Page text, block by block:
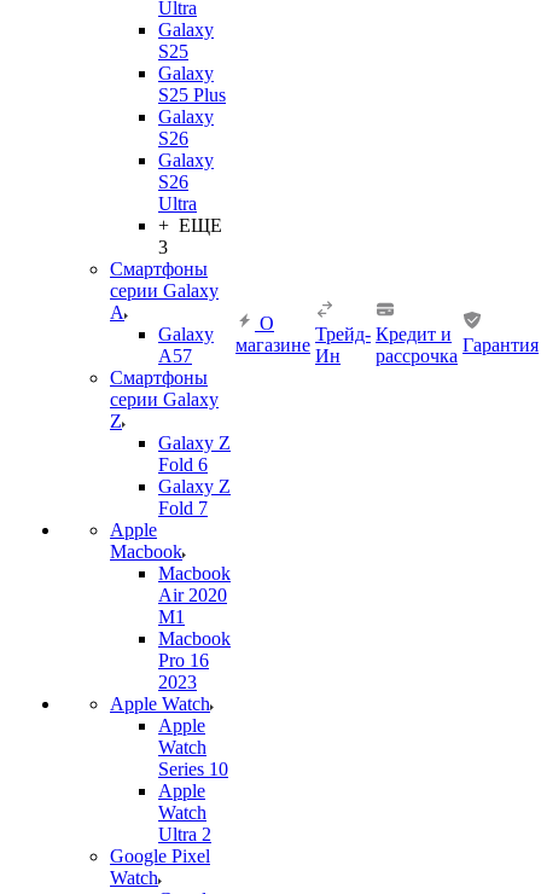
Ultra
Galaxy
S25
Galaxy
S25 Plus
Galaxy
S26
Galaxy
S26
Ultra
+ ЕЩЕ
3
Смартфоны
серии Galaxy
A
Galaxy
A57
Смартфоны
серии Galaxy
Z
Galaxy Z
Fold 6
Galaxy Z
Fold 7
Apple
Macbook
Macbook
Air 2020
M1
Macbook
Pro 16
2023
Apple Watch
Apple
Watch
Series 10
Apple
Watch
Ultra 2
Google Pixel
Watch
О
магазине
Трейд-
Ин
Кредит и
рассрочка
Гарантия